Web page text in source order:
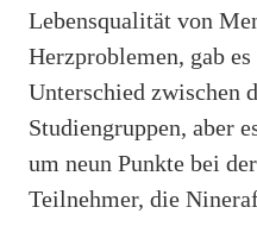
Lebensqualität von
Herzproblemen, gab
Unterschied zwischen
Studiengruppen, aber
um neun Punkte bei
Teilnehmer, die